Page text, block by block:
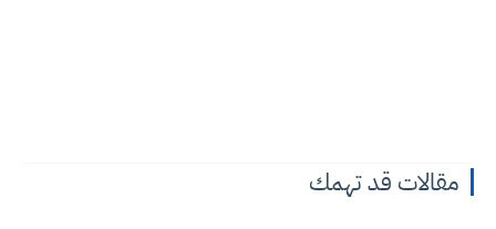
مقالات قد تهمك